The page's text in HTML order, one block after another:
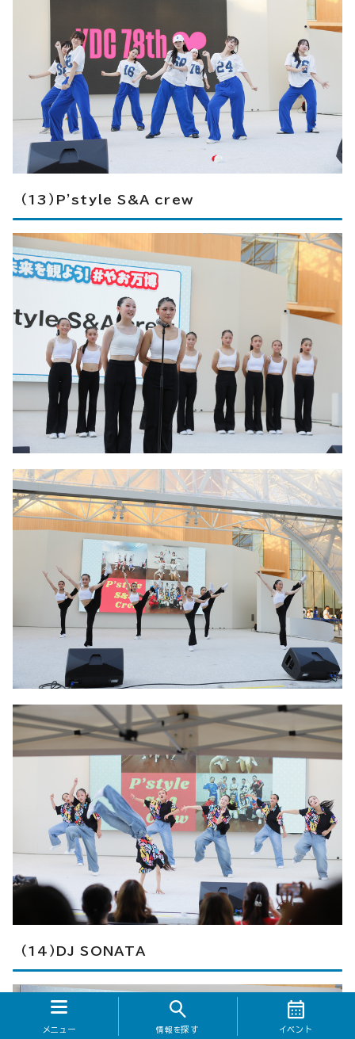
（13）P'style S&A crew
（14）DJ SONATA
メニュー 情報を探す イベント